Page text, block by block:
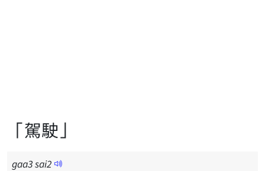
「駕駛」
gaa3sai2